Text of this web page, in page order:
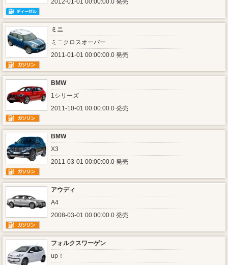
2012-01-01 00:00:00.0 発売
ミニ
ミニクロスオーバー
2011-01-01 00:00:00.0 発売
BMW
1シリーズ
2011-10-01 00:00:00.0 発売
BMW
X3
2011-03-01 00:00:00.0 発売
アウディ
A4
2008-03-01 00:00:00.0 発売
フォルクスワーゲン
up！